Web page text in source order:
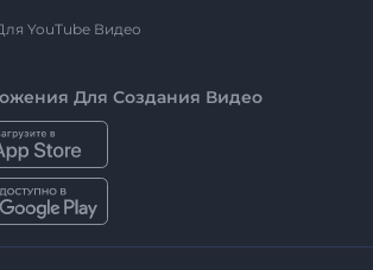
YouTube Видео
Для Создания Видео